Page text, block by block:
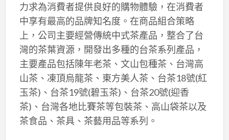
力求為消費者提供良好的購物體驗，在消費者
中享有最高的品牌知名度。在商品組合策略
上，公司主要經營傳統中式茶產品，整合了台
灣的茶葉資源，開發出多種的台茶系列產品，
主要產品包括陳年老茶、文山包種茶、台灣高
山茶、凍頂烏龍茶、東方美人茶、台茶18號(紅
玉茶)、台茶19號(碧玉茶)、台茶20號(迎香
茶)、台灣各地比賽茶等包裝茶、高山袋茶以及
茶食品、茶具、茶藝用品等系列。